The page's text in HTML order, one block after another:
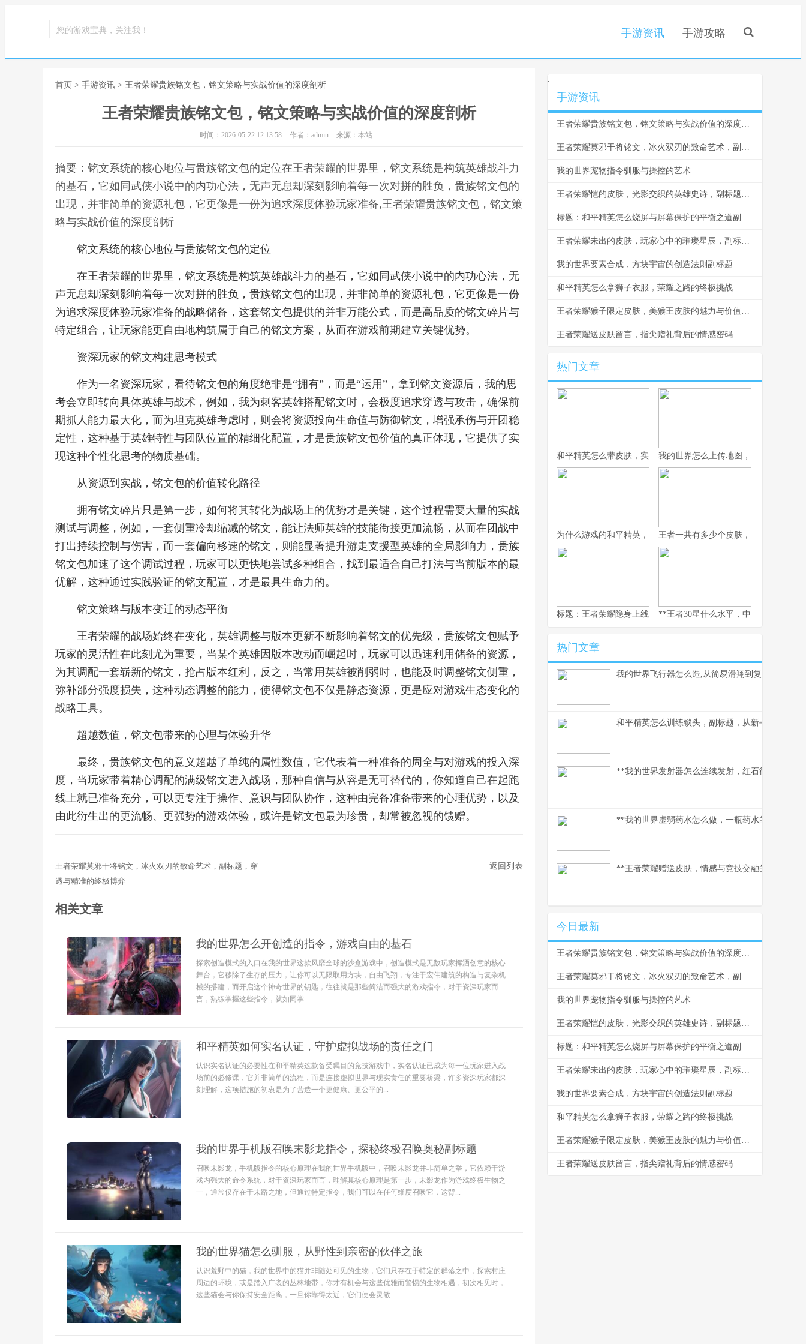
您的游戏宝典，关注我！ 手游资讯 手游攻略
首页 > 手游资讯 > 王者荣耀贵族铭文包，铭文策略与实战价值的深度剖析
王者荣耀贵族铭文包，铭文策略与实战价值的深度剖析
时间：2026-05-22 12:13:58 作者：admin 来源：本站
摘要：铭文系统的核心地位与贵族铭文包的定位在王者荣耀的世界里，铭文系统是构筑英雄战斗力
的基石，它如同武侠小说中的内功心法，无声无息却深刻影响着每一次对拼的胜负，贵族铭文包的
出现，并非简单的资源礼包，它更像是一份为追求深度体验玩家准备,王者荣耀贵族铭文包，铭文策
略与实战价值的深度剖析
铭文系统的核心地位与贵族铭文包的定位
在王者荣耀的世界里，铭文系统是构筑英雄战斗力的基石，它如同武侠小说中的内功心法，无
声无息却深刻影响着每一次对拼的胜负，贵族铭文包的出现，并非简单的资源礼包，它更像是一份
为追求深度体验玩家准备的战略储备，这套铭文包提供的并非万能公式，而是高品质的铭文碎片与
特定组合，让玩家能更自由地构筑属于自己的铭文方案，从而在游戏前期建立关键优势。
资深玩家的铭文构建思考模式
作为一名资深玩家，看待铭文包的角度绝非是“拥有”，而是“运用”，拿到铭文资源后，我的思
考会立即转向具体英雄与战术，例如，我为刺客英雄搭配铭文时，会极度追求穿透与攻击，确保前
期抓人能力最大化，而为坦克英雄考虑时，则会将资源投向生命值与防御铭文，增强承伤与开团稳
定性，这种基于英雄特性与团队位置的精细化配置，才是贵族铭文包价值的真正体现，它提供了实
现这种个性化思考的物质基础。
从资源到实战，铭文包的价值转化路径
拥有铭文碎片只是第一步，如何将其转化为战场上的优势才是关键，这个过程需要大量的实战
测试与调整，例如，一套侧重冷却缩减的铭文，能让法师英雄的技能衔接更加流畅，从而在团战中
打出持续控制与伤害，而一套偏向移速的铭文，则能显著提升游走支援型英雄的全局影响力，贵族
铭文包加速了这个调试过程，玩家可以更快地尝试多种组合，找到最适合自己打法与当前版本的最
优解，这种通过实践验证的铭文配置，才是最具生命力的。
铭文策略与版本变迁的动态平衡
王者荣耀的战场始终在变化，英雄调整与版本更新不断影响着铭文的优先级，贵族铭文包赋予
玩家的灵活性在此刻尤为重要，当某个英雄因版本改动而崛起时，玩家可以迅速利用储备的资源，
为其调配一套崭新的铭文，抢占版本红利，反之，当常用英雄被削弱时，也能及时调整铭文侧重，
弥补部分强度损失，这种动态调整的能力，使得铭文包不仅是静态资源，更是应对游戏生态变化的
战略工具。
超越数值，铭文包带来的心理与体验升华
最终，贵族铭文包的意义超越了单纯的属性数值，它代表着一种准备的周全与对游戏的投入深
度，当玩家带着精心调配的满级铭文进入战场，那种自信与从容是无可替代的，你知道自己在起跑
线上就已准备充分，可以更专注于操作、意识与团队协作，这种由完备准备带来的心理优势，以及
由此衍生出的更流畅、更强势的游戏体验，或许是铭文包最为珍贵，却常被忽视的馈赠。
王者荣耀莫邪干将铭文，冰火双刃的致命艺术，副标题，穿
透与精准的终极博弈
返回列表
相关文章
我的世界怎么开创造的指令，游戏自由的基石
探索创造模式的入口在我的世界这款风靡全球的沙盒游戏中，创造模式是无数玩家挥洒创意的核心
舞台，它移除了生存的压力，让你可以无限取用方块，自由飞翔，专注于宏伟建筑的构造与复杂机
械的搭建，而开启这个神奇世界的钥匙，往往就是那些简洁而强大的游戏指令，对于资深玩家而
言，熟练掌握这些指令，就如同掌...
和平精英如何实名认证，守护虚拟战场的责任之门
认识实名认证的必要性在和平精英这款备受瞩目的竞技游戏中，实名认证已成为每一位玩家进入战
场前的必修课，它并非简单的流程，而是连接虚拟世界与现实责任的重要桥梁，许多资深玩家都深
刻理解，这项措施的初衷是为了营造一个更健康、更公平的...
我的世界手机版召唤末影龙指令，探秘终极召唤奥秘副标题
召唤末影龙，手机版指令的核心原理在我的世界手机版中，召唤末影龙并非简单之举，它依赖于游
戏内强大的命令系统，对于资深玩家而言，理解其核心原理是第一步，末影龙作为游戏终极生物之
一，通常仅存在于末路之地，但通过特定指令，我们可以在任何维度召唤它，这背...
我的世界猫怎么驯服，从野性到亲密的伙伴之旅
认识荒野中的猫，我的世界中的猫并非随处可见的生物，它们只存在于特定的群落之中，探索村庄
周边的环境，或是踏入广袤的丛林地带，你才有机会与这些优雅而警惕的生物相遇，初次相见时，
这些猫会与你保持安全距离，一旦你靠得太近，它们便会灵敏...
.
手游资讯
王者荣耀贵族铭文包，铭文策略与实战价值的深度剖析
王者荣耀莫邪干将铭文，冰火双刃的致命艺术，副标题，穿透与精准的终极博弈
我的世界宠物指令驯服与操控的艺术
王者荣耀恺的皮肤，光影交织的英雄史诗，副标题，铠甲之下，荣耀之心
标题：和平精英怎么烧屏与屏幕保护的平衡之道副标题：资深玩家的实战心得与屏幕养护指南
王者荣耀未出的皮肤，玩家心中的璀璨星辰，副标题，那些期待中的战场华裳
我的世界要素合成，方块宇宙的创造法则副标题
和平精英怎么拿狮子衣服，荣耀之路的终极挑战
王者荣耀猴子限定皮肤，美猴王皮肤的魅力与价值，一段关于皮肤设计的深度剖析
王者荣耀送皮肤留言，指尖赠礼背后的情感密码
热门文章
和平精英怎么带皮肤，实战与风格的平衡艺术副标题，从仓库到战
我的世界怎么上传地图，资深玩家分享
为什么游戏的和平精英，战术竞技浪潮中的独特答案
王者一共有多少个皮肤，数字背后的
标题：王者荣耀隐身上线，一个资深玩家的战略视野与心灵独白
**王者30星什么水平，中坚力量的荣耀
热门文章
我的世界飞行器怎么造,从简易滑翔到复杂引擎
和平精英怎么训练锁头，副标题，从新手到高手的
**我的世界发射器怎么连续发射，红石循环的奥妙
**我的世界虚弱药水怎么做，一瓶药水的救赎之
**王者荣耀赠送皮肤，情感与竞技交融的独特纽带
今日最新
王者荣耀贵族铭文包，铭文策略与实战价值的深度剖析
王者荣耀莫邪干将铭文，冰火双刃的致命艺术，副标题，穿透与精准的终极博弈
我的世界宠物指令驯服与操控的艺术
王者荣耀恺的皮肤，光影交织的英雄史诗，副标题，铠甲之下，荣耀之心
标题：和平精英怎么烧屏与屏幕保护的平衡之道副标题：资深玩家的实战心得与屏幕养护指南
王者荣耀未出的皮肤，玩家心中的璀璨星辰，副标题，那些期待中的战场华裳
我的世界要素合成，方块宇宙的创造法则副标题
和平精英怎么拿狮子衣服，荣耀之路的终极挑战
王者荣耀猴子限定皮肤，美猴王皮肤的魅力与价值，一段关于皮肤设计的深度剖析
王者荣耀送皮肤留言，指尖赠礼背后的情感密码